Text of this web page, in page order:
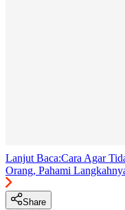
Lanjut Baca:Cara Agar
Orang, Pahami
Share